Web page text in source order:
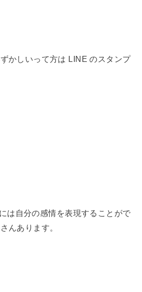
かしいって方は LINE のスタンプ
は自分の感情を表現することがで
んあります。